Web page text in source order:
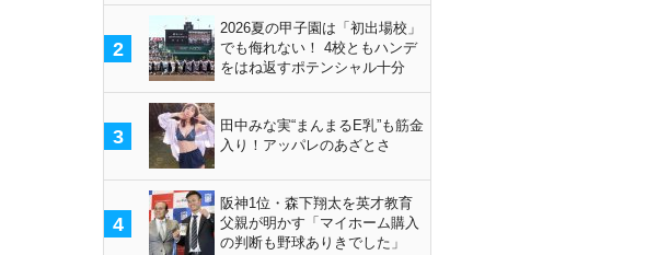
2
2026夏の甲子園は「初出場校」
でも侮れない！ 4校ともハンデ
をはね返すポテンシャル十分
3
田中みな実“まんまるE乳”も筋金
入り！アッパレのあざとさ
4
阪神1位・森下翔太を英才教育
父親が明かす「マイホーム購入
の判断も野球ありきでした」